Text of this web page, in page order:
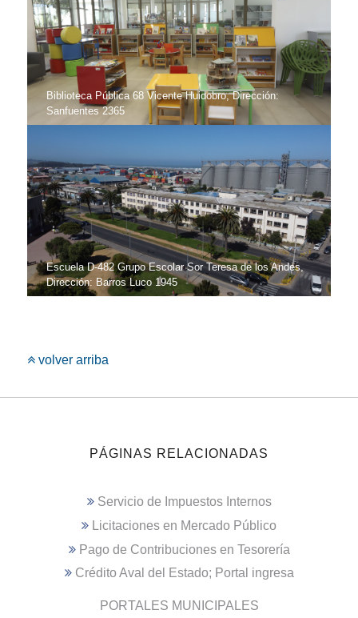
Biblioteca Pública 68 Vicente Huidobro, Dirección:
Sanfuentes 2365
Escuela D-482 Grupo Escolar Sor Teresa de los Andes,
Dirección: Barros Luco 1945
volver arriba
PÁGINAS RELACIONADAS
Servicio de Impuestos Internos
Licitaciones en Mercado Público
Pago de Contribuciones en Tesorería
Crédito Aval del Estado; Portal ingresa
PORTALES MUNICIPALES